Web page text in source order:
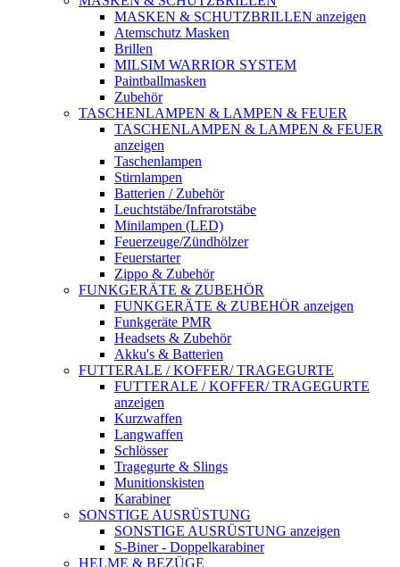
MASKEN & SCHUTZBRILLEN anzeigen
Atemschutz Masken
Brillen
MILSIM WARRIOR SYSTEM
Paintballmasken
Zubehör
TASCHENLAMPEN & LAMPEN & FEUER
TASCHENLAMPEN & LAMPEN & FEUER
anzeigen
Taschenlampen
Stirnlampen
Batterien / Zubehör
Leuchtstäbe/Infrarotstäbe
Minilampen (LED)
Feuerzeuge/Zündhölzer
Feuerstarter
Zippo & Zubehör
FUNKGERÄTE & ZUBEHÖR
FUNKGERÄTE & ZUBEHÖR anzeigen
Funkgeräte PMR
Headsets & Zubehör
Akku's & Batterien
FUTTERALE / KOFFER/ TRAGEGURTE
FUTTERALE / KOFFER/ TRAGEGURTE
anzeigen
Kurzwaffen
Langwaffen
Schlösser
Tragegurte & Slings
Munitionskisten
Karabiner
SONSTIGE AUSRÜSTUNG
SONSTIGE AUSRÜSTUNG anzeigen
S-Biner - Doppelkarabiner
HELME & BEZÜGE